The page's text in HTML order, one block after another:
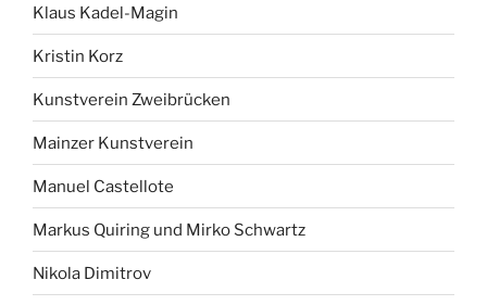
Klaus Kadel-Magin
Kristin Korz
Kunstverein Zweibrücken
Mainzer Kunstverein
Manuel Castellote
Markus Quiring und Mirko Schwartz
Nikola Dimitrov